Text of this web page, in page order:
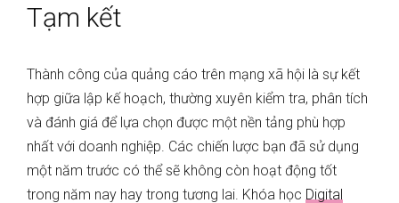
Tạm kết
Thành công của quảng cáo trên mạng xã hội là sự kết
hợp giữa lập kế hoạch, thường xuyên kiểm tra, phân tích
và đánh giá để lựa chọn được một nền tảng phù hợp
nhất với doanh nghiệp. Các chiến lược bạn đã sử dụng
một năm trước có thể sẽ không còn hoạt động tốt
trong năm nay hay trong tương lai. Khóa học Digital